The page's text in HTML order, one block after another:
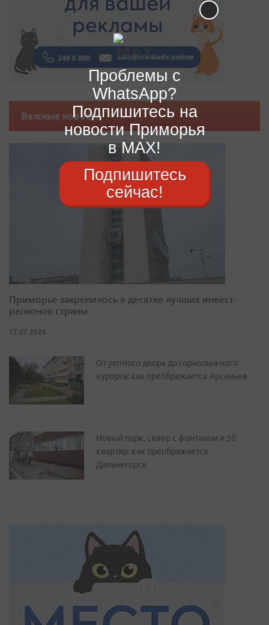
Важные новости
Приморье закрепилось в десятке лучших инвест-
регионов страны
17.07.2026
От уютного двора до горнолыжного
курорта: как преображается Арсеньев
Новый парк, сквер с фонтаном и 50
квартир: как преображается
Дальнегорск
Проблемы с
WhatsApp?
Подпишитесь на
новости Приморья
в MAX!
Подпишитесь
сейчас!